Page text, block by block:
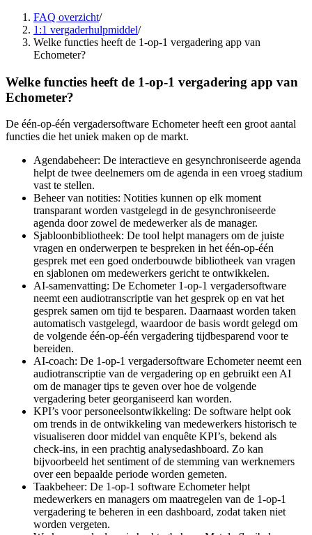
FAQ overzicht/
1:1 vergaderhulpmiddel/
Welke functies heeft de 1-op-1 vergadering app van
Echometer?
Welke functies heeft de 1-op-1 vergadering app van
Echometer?
De één-op-één vergadersoftware Echometer heeft een groot aantal
functies die het uniek maken op de markt.
Agendabeheer: De interactieve en gesynchroniseerde agenda
helpt de twee deelnemers om de agenda in een vroeg stadium
vast te stellen.
Beheer van notities: Notities kunnen op elk moment
transparant worden vastgelegd in de gesynchroniseerde
agenda door zowel de medewerker als de manager.
Sjabloonbibliotheek: De tool helpt managers om de juiste
vragen en onderwerpen te bespreken in het één-op-één
gesprek met een goed onderbouwde bibliotheek van vragen
en sjablonen om medewerkers gericht te ontwikkelen.
AI-samenvatting: De Echometer 1-op-1 vergadersoftware
neemt een audiotranscriptie van het gesprek op en vat het
gesprek samen om tijd te besparen. Daarnaast worden taken
automatisch vastgelegd, waardoor de basis wordt gelegd om
de volgende één-op-één vergadering tijdbesparend voor te
bereiden.
AI-coach: De 1-op-1 vergadersoftware Echometer neemt een
audiotranscriptie van de vergadering op en gebruikt een AI
om de manager tips te geven over hoe de volgende
vergadering beter georganiseerd kan worden.
KPI’s voor personeelsontwikkeling: De software helpt ook
om trends in de ontwikkeling van medewerkers historisch te
visualiseren door middel van enquête KPI’s, bekend als
check-ins, in een prachtig analysedashboard. Zo kan
bijvoorbeeld het sentiment of de stemming van werknemers
over een bepaalde periode worden gemeten.
Taakbeheer: De 1-op-1 software Echometer helpt
medewerkers en managers om maatregelen van de 1-op-1
vergadering te beheren in een dashboard, zodat taken niet
worden vergeten.